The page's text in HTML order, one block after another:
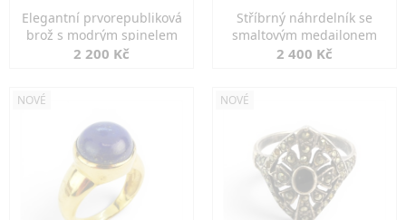
Elegantní prvorepubliková
brož s modrým spinelem
2 200 Kč
Stříbrný náhrdelník se
smaltovým medailonem
2 400 Kč
NOVÉ NOVÉ